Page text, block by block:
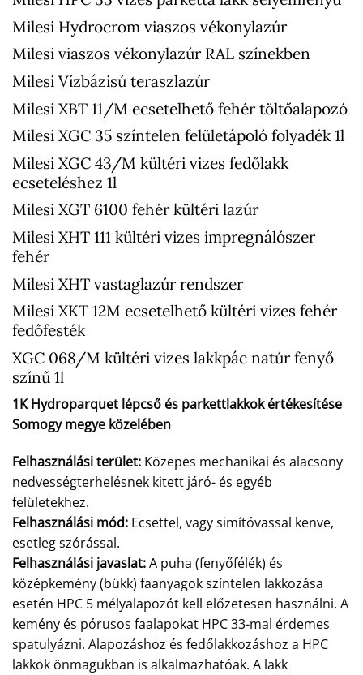
Milesi Hydrocrom viaszos vékonylazúr
Milesi viaszos vékonylazúr RAL színekben
Milesi Vízbázisú teraszlazúr
Milesi XBT 11/M ecsetelhető fehér töltőalapozó
Milesi XGC 35 színtelen felületápoló folyadék 1l
Milesi XGC 43/M kültéri vizes fedőlakk
ecseteléshez 1l
Milesi XGT 6100 fehér kültéri lazúr
Milesi XHT 111 kültéri vizes impregnálószer
fehér
Milesi XHT vastaglazúr rendszer
Milesi XKT 12M ecsetelhető kültéri vizes fehér
fedőfesték
XGC 068/M kültéri vizes lakkpác natúr fenyő
színű 1l
1K Hydroparquet lépcső és parkettlakkok értékesítése
Somogy megye közelében
Felhasználási terület: Közepes mechanikai és alacsony
nedvességterhelésnek kitett járó- és egyéb
felületekhez.
Felhasználási mód: Ecsettel, vagy simítóvassal kenve,
esetleg szórással.
Felhasználási javaslat:A puha (fenyőfélék) és
középkemény (bükk) faanyagok színtelen lakkozása
esetén HPC 5 mélyalapozót kell előzetesen használni. A
kemény és pórusos faalapokat HPC 33-mal érdemes
spatulyázni. Alapozáshoz és fedőlakkozáshoz a HPC
lakkok önmagukban is alkalmazhatóak. A lakk